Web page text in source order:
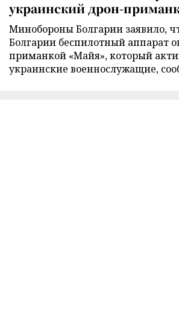
украинский дрон-
Минобороны Болгарии заявило,
Болгарии беспилотный аппарат
приманкой «Майя», который
украинские военнослужащие,